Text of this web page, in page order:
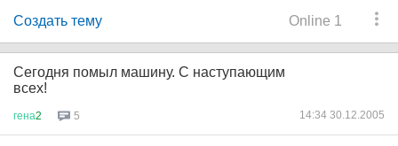
Online 1
Создать тему
Сегодня помыл машину. С наступающим
всех!
гена2 5 14:34 30.12.2005